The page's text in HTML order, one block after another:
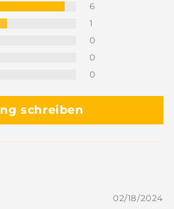
6
1
0
0
0
schreiben
02/18/2024